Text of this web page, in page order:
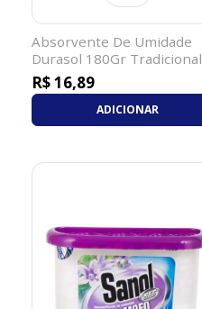
Absorvente De Umidade
Durasol 180Gr Tradicional
R$ 16,89
ADICIONAR